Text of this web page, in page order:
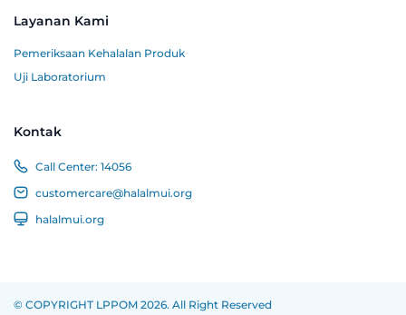
Layanan Kami
Pemeriksaan Kehalalan Produk
Uji Laboratorium
Kontak
Call Center: 14056
customercare@halalmui.org
halalmui.org
© COPYRIGHT LPPOM 2026. All Right Reserved